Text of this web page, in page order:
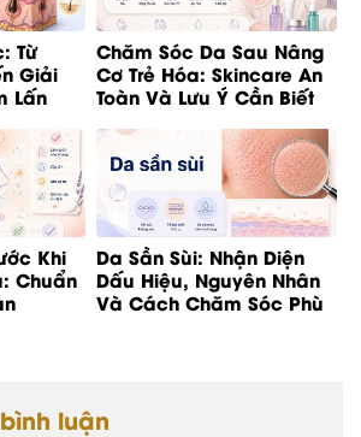
Từ
Giải
Lấn
Chăm Sóc Da Sau Nâng
Cơ Trẻ Hóa: Skincare An
Toàn Và Lưu Ý Cần Biết
Khi
Chuẩn
Da Sần Sùi: Nhận Diện
Dấu Hiệu, Nguyên Nhân
Và Cách Chăm Sóc Phù
luận